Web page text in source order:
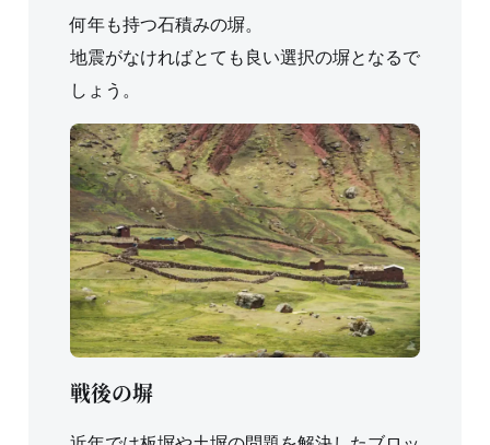
何年も持つ石積みの塀。
地震がなければとても良い選択の塀となるで
しょう。
戦後の塀